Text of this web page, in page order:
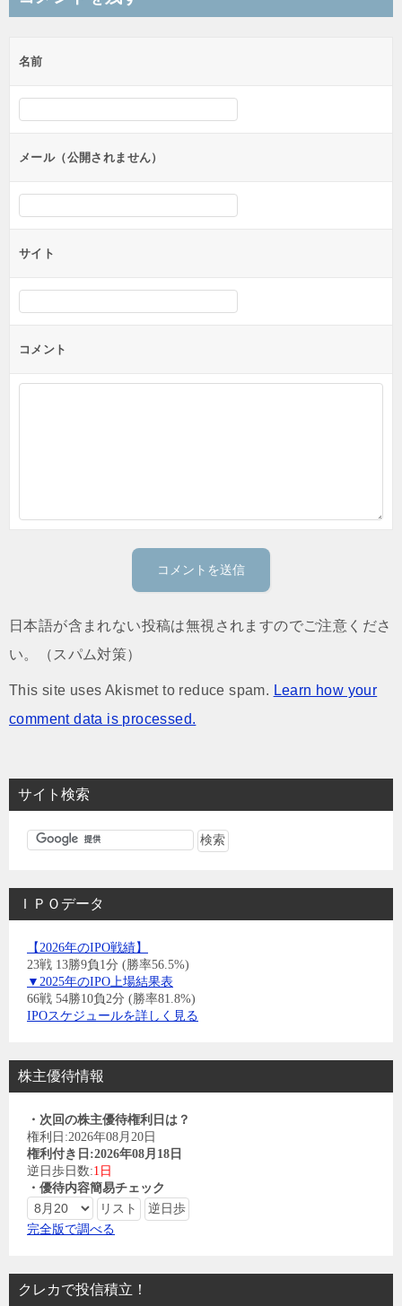
ビ
ー
シ
ン
名前
メール（公開されません）
サイト
コメント
日本語が含まれない投稿は無視されますのでご注意くださ
い。（スパム対策）
This site uses Akismet to reduce spam. Learn how your
comment data is processed.
サイト検索
ＩＰＯデータ
【2026年のIPO戦績】
23戦 13勝9負1分 (勝率56.5%)
▼2025年のIPO上場結果表
66戦 54勝10負2分 (勝率81.8%)
IPOスケジュールを詳しく見る
株主優待情報
・次回の株主優待権利日は？
権利日:2026年08月20日
権利付き日:2026年08月18日
逆日歩日数:1日
・優待内容簡易チェック
完全版で調べる
クレカで投信積立！